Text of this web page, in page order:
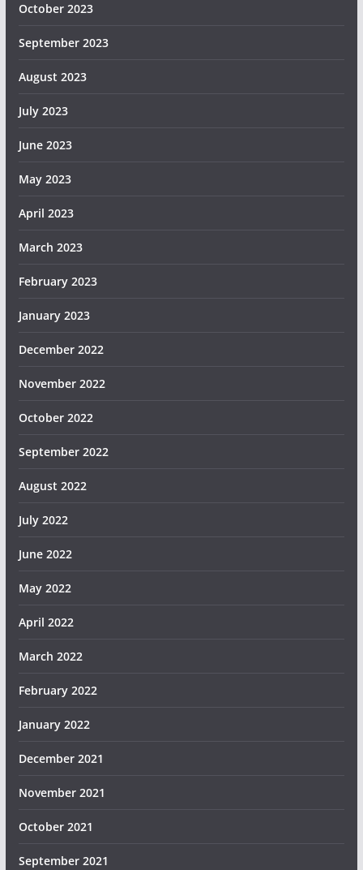
October 2023
September 2023
August 2023
July 2023
June 2023
May 2023
April 2023
March 2023
February 2023
January 2023
December 2022
November 2022
October 2022
September 2022
August 2022
July 2022
June 2022
May 2022
April 2022
March 2022
February 2022
January 2022
December 2021
November 2021
October 2021
September 2021